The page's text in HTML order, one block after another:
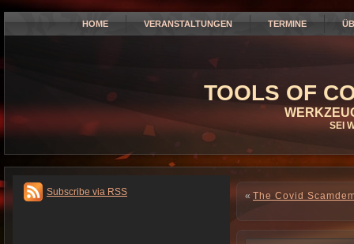
HOME VERANSTALTUNGEN TERMINE
TOOLS OF
SEI
Subscribe via RSS « The Covid